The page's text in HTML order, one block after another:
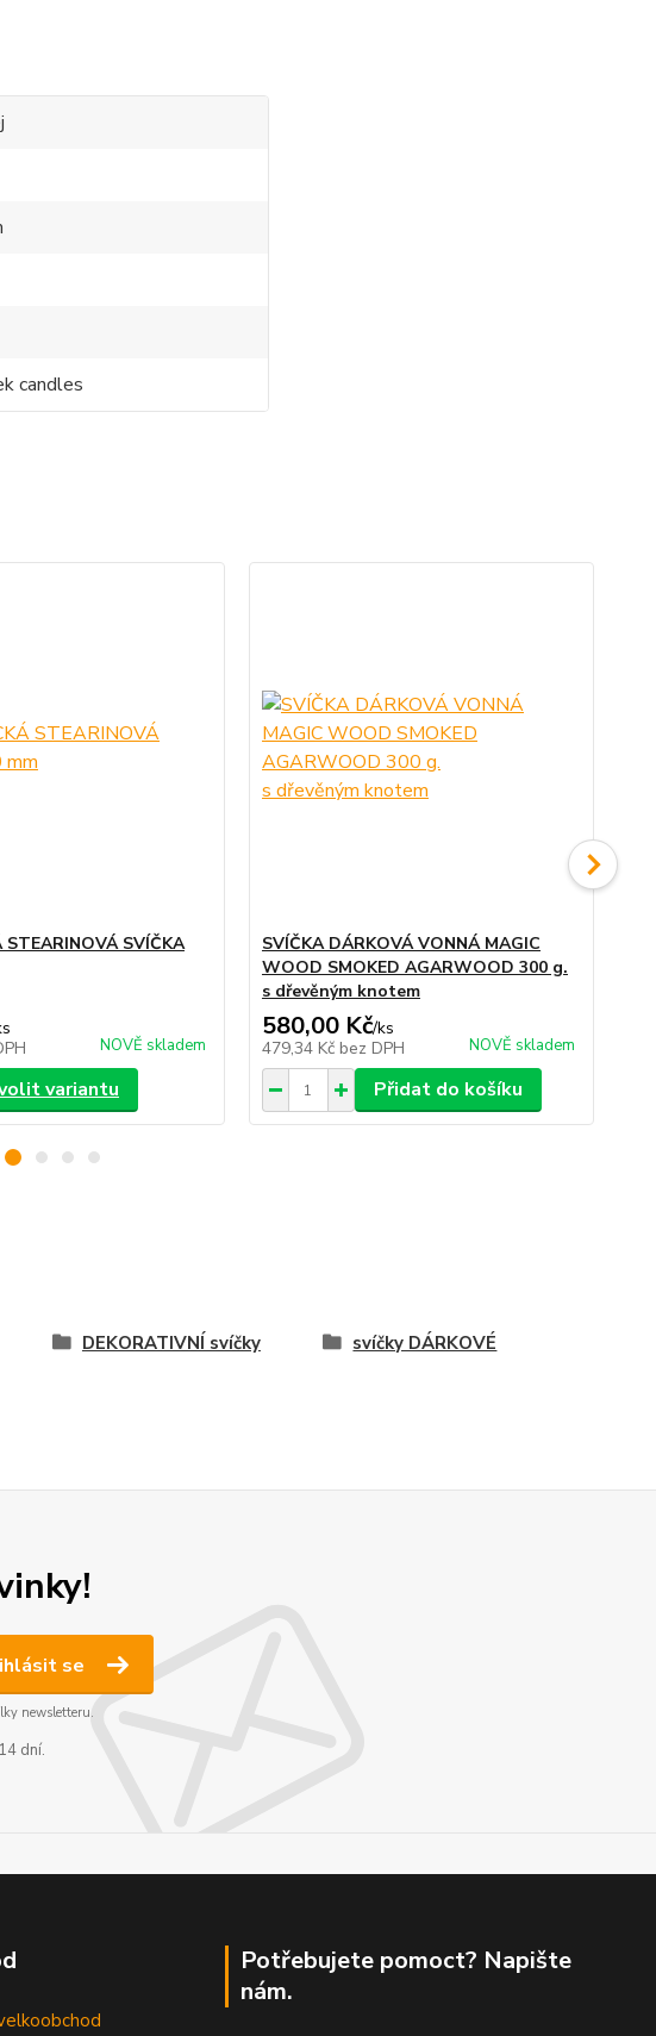
candles
STEARINOVÁ SVÍČKA
NOVĚ skladem
variantu
SVÍČKA DÁRKOVÁ VONNÁ MAGIC
WOOD SMOKED AGARWOOD 300 g.
s dřevěným knotem
580,00 Kč/ks
479,34 Kč bez DPH NOVĚ skladem
Přidat do košíku
DEKORATIVNÍ svíčky
svíčky DÁRKOVÉ
se
newsletteru.
dní.
Potřebujete pomoct? Napište
nám.